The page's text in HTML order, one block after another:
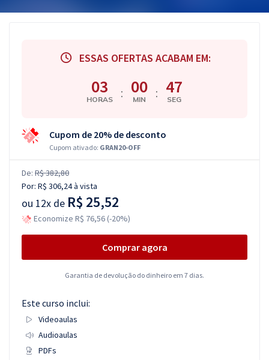
ESSAS OFERTAS ACABAM EM:
03
HORAS : 00
MIN : 47
SEG
Cupom de 20% de desconto
Cupom ativado: GRAN20-OFF
De: R$ 382,80
Por: R$ 306,24à vista
ou 12x de R$ 25,52
Economize R$ 76,56 (-20%)
Comprar agora
Garantia de devolução do dinheiro em 7 dias.
Este curso inclui:
Videoaulas
Audioaulas
PDFs